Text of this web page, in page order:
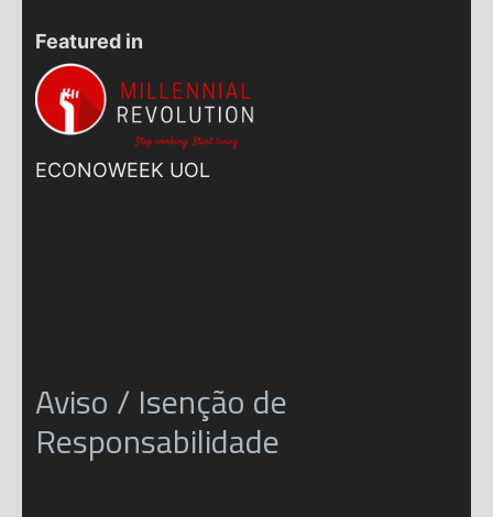
Featured in
ECONOWEEK UOL
Aviso / Isenção de
Responsabilidade